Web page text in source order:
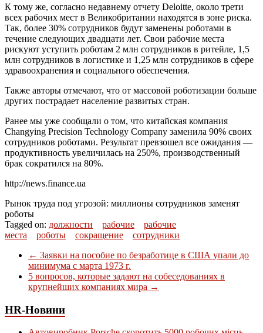
К тому же, согласно недавнему отчету Deloitte, около трети
всех рабочих мест в Великобритании находятся в зоне риска.
Так, более 30% сотрудников будут заменены роботами в
течение следующих двадцати лет. Свои рабочие места
рискуют уступить роботам 2 млн сотрудников в ритейле, 1,5
млн сотрудников в логистике и 1,25 млн сотрудников в сфере
здравоохранения и социального обеспечения.
Также авторы отмечают, что от массовой роботизации больше
других пострадает население развитых стран.
Ранее мы уже сообщали о том, что китайская компания
Changying Precision Technology Company заменила 90% своих
сотрудников роботами. Результат превзошел все ожидания —
продуктивность увеличилась на 250%, производственный
брак сократился на 80%.
http://news.finance.ua
Рынок труда под угрозой: миллионы сотрудников заменят
роботы
Tagged on: должности рабочие
рабочие
места
роботы сокращение
сотрудники
← Заявки на пособие по безработице в США упали до
минимума с марта 1973 г.
5 вопросов, которые задают на собеседованиях в
крупнейших компаниях мира →
HR-Новини